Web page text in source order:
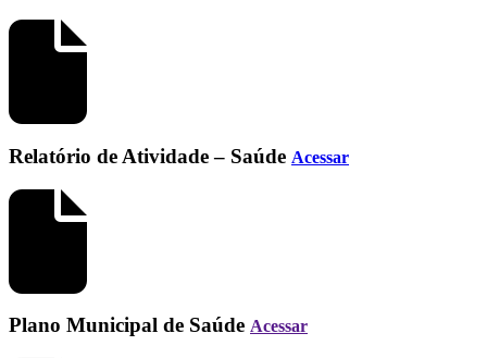
Relatório de Atividade – Saúde Acessar
Plano Municipal de Saúde Acessar